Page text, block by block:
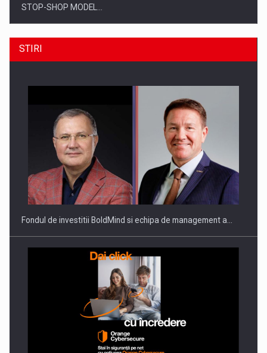
STOP-SHOP MODEL…
ROOTED IN ROMANIA, BUILT TO DELIVER TECHNOLOGY FOR
THE…
PUTTING ROMANIAN CORPORATE COMPANIES ON THE
STIRI
Fondul de investitii BoldMind si echipa de management a…